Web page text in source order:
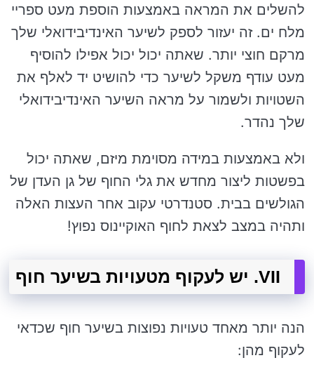
להשלים את המראה באמצעות הוספת מעט ספריי
מלח ים. זה יעזור לספק לשיער האינדיבידואלי שלך
מרקם חוצי יותר. שאתה יכול יכול אפילו להוסיף
מעט עודף משקל לשיער כדי להושיט יד לאלף את
השטויות ולשמור על מראה השיער האינדיבידואלי
שלך נהדר.
ולא באמצעות במידה מסוימת מיזם, שאתה יכול
בפשטות ליצור מחדש את גלי החוף של גן העדן של
הגולשים בבית. סטנדרטי עקוב אחר העצות האלה
ותהיה במצב לצאת לחוף האוקיינוס נפוץ!
VII. יש לעקוף מטעויות בשיער חוף
הנה יותר מאחד טעויות נפוצות בשיער חוף שכדאי
לעקוף מהן: